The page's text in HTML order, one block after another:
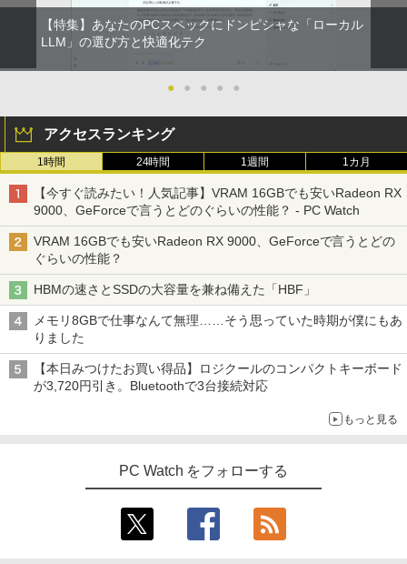
【特集】あなたのPCスペックにドンピシャな「ローカル
LLM」の選び方と快適化テク
● ● ● ● ●
アクセスランキング
1時間 24時間 1週間 1カ月
【今すぐ読みたい！人気記事】VRAM 16GBでも安いRadeon RX
9000、GeForceで言うとどのぐらいの性能？ - PC Watch
VRAM 16GBでも安いRadeon RX 9000、GeForceで言うとどの
ぐらいの性能？
HBMの速さとSSDの大容量を兼ね備えた「HBF」
メモリ8GBで仕事なんて無理……そう思っていた時期が僕にもあ
りました
【本日みつけたお買い得品】ロジクールのコンパクトキーボード
が3,720円引き。Bluetoothで3台接続対応
もっと見る
PC Watch をフォローする